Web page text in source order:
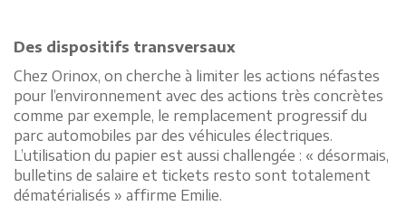
Des dispositifs transversaux
Chez Orinox, on cherche à limiter les actions néfastes
pour l’environnement avec des actions très concrètes
comme par exemple, le remplacement progressif du
parc automobiles par des véhicules électriques.
L’utilisation du papier est aussi challengée : « désormais,
bulletins de salaire et tickets resto sont totalement
dématérialisés » affirme Emilie.